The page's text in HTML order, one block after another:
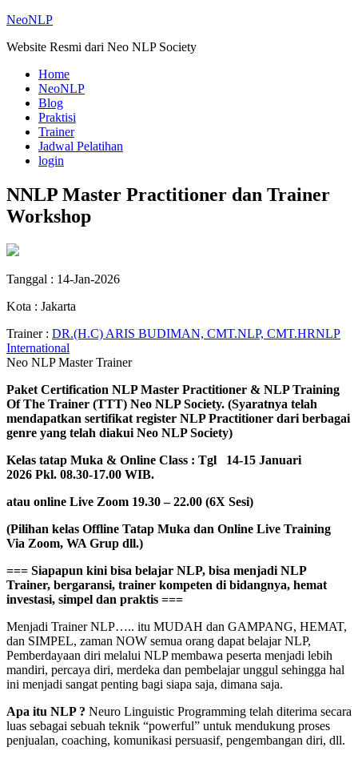
NeoNLP
Website Resmi dari Neo NLP Society
Home
NeoNLP
Blog
Praktisi
Trainer
Jadwal Pelatihan
login
NNLP Master Practitioner dan Trainer
Workshop
Tanggal : 14-Jan-2026
Kota : Jakarta
Trainer : DR.(H.C) ARIS BUDIMAN, CMT.NLP, CMT.HRNLP
International
Neo NLP Master Trainer
Paket Certification NLP Master Practitioner & NLP Training
Of The Trainer (TTT) Neo NLP Society. (Syaratnya telah
mendapatkan sertifikat register NLP Practitioner dari berbagai
genre yang telah diakui Neo NLP Society)
Kelas tatap Muka & Online Class : Tgl 14-15 Januari
2026 Pkl. 08.30-17.00 WIB.
atau online Live Zoom 19.30 – 22.00 (6X Sesi)
(Pilihan kelas Offline Tatap Muka dan Online Live Training
Via Zoom, WA Grup dll.)
=== Siapapun kini bisa belajar NLP, bisa menjadi NLP
Trainer, bergaransi, trainer kompeten di bidangnya, hemat
investasi, simpel dan praktis ===
Menjadi Trainer NLP….. itu MUDAH dan GAMPANG, HEMAT,
dan SIMPEL, zaman NOW semua orang dapat belajar NLP,
Pemberdayaan diri melalui NLP membawa peserta menjadi lebih
mandiri, percaya diri, merdeka dan pembelajar unggul sehingga hal
ini menjadi sangat penting bagi siapa saja, dimana saja.
Apa itu NLP ? Neuro Linguistic Programming telah diterima secara
luas sebagai sebuah teknik “powerful” untuk mendukung proses
penjualan, coaching, komunikasi persuasif, pengembangan diri, dll.